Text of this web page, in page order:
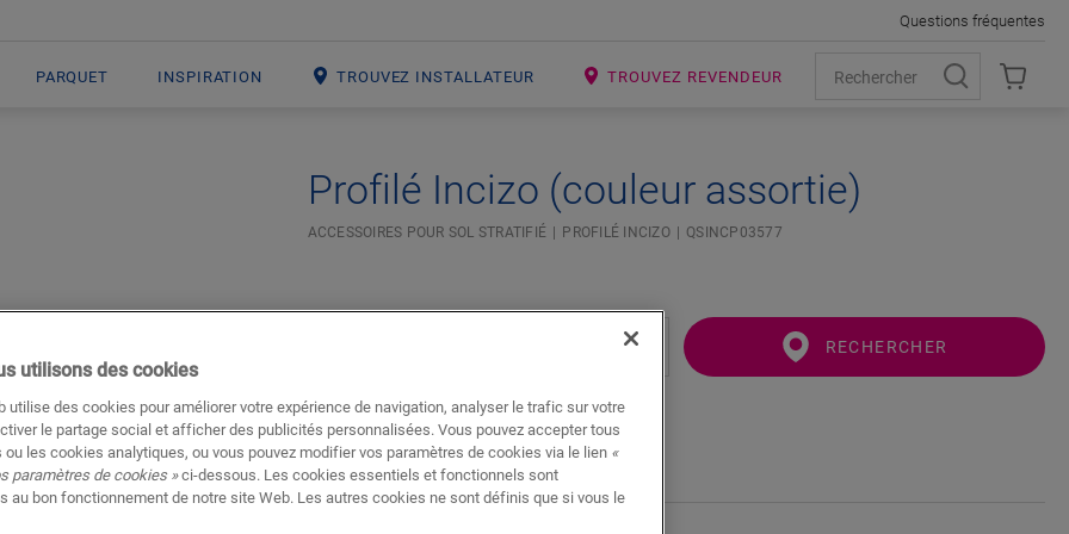
PARQUET INSPIRATION TROUVEZ INSTALLATEUR TROUVEZ REVENDEUR
Questions fréquentes
Profilé Incizo (couleur assortie)
ACCESSOIRES POUR SOL STRATIFIÉ PROFILÉ INCIZO QSINCP03577
RECHERCHER
Aller directement à la section Téléchargements
utilisons des cookies
utilise des cookies pour améliorer votre expérience de navigation, analyser le trafic sur votre
le partage social et afficher des publicités personnalisées. Vous pouvez accepter tous
ou les cookies analytiques, ou vous pouvez modifier vos paramètres de cookies via le lien «
paramètres de cookies »ci-dessous. Les cookies essentiels et fonctionnels sont
au bon fonctionnement de notre site Web. Les autres cookies ne sont définis que si vous le